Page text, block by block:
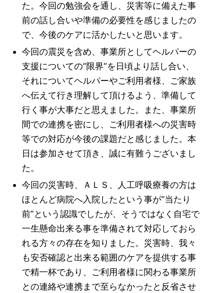
た。今回の勉強会を通し、災害等に備えた事
前の話し合いや準備の必要性を感じましたの
で、今後のケアに活かしたいと思います。
今回の震災を含め、事業所としてヘルパーの
支援についての“限界”を日頃より話し合い、
それについてヘルパーやご利用者様、ご家族
へ伝えて行き理解して頂けるよう、準備して
行く事が大事だと思えました。また、事業所
間での連携を密にし、ご利用者様への災害時
等での対応が今後の課題だと感じました。本
日は参加させて頂き、誠に有難うございまし
た。
今回の災害時、ＡＬＳ、人工呼吸療養の方は
ほとんど病院へ入院したという事が“当たり
前”という認識でしたが、そうではなく自宅で
一生懸命出来る事を準備されて対応しておら
れる方々の存在を知りました。災害時、我々
も安否確認と出来る範囲のケアを提供する事
で精一杯であり、ご利用者様に関わる事業所
との連絡や連携まで至らなかったと反省させ